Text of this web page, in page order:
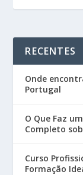
RECENTES
Onde
Portugal
O Que Faz
Completo
Curso
Formação